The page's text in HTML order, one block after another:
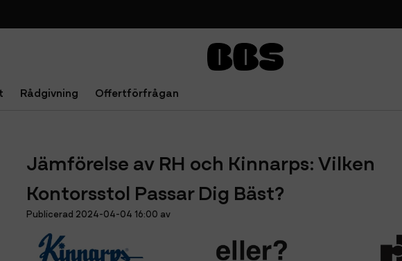
Rådgivning Offertförfrågan
Vilken Kontorsstol Passar Dig Bäst?
Jämförelse av RH och Kinnarps: Vilken
Kontorsstol Passar Dig Bäst?
Publicerad 2024-04-04 16:00 av